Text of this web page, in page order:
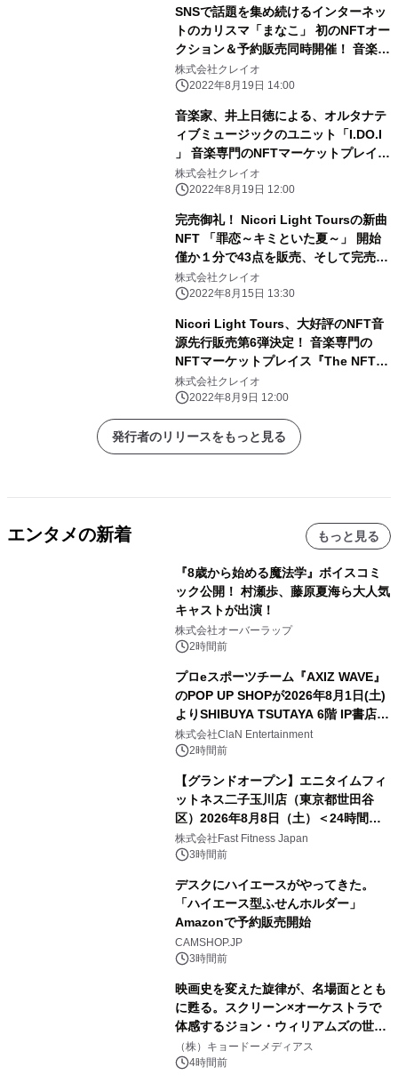
SNSで話題を集め続けるインターネッ
トのカリスマ「まなこ」 初のNFTオー
クション＆予約販売同時開催！ 音楽専
門のNFTマーケットプレイス『The
NFT Records』にて受付開始！
株式会社クレイオ
2022年8月19日 14:00
音楽家、井上日徳による、オルタナテ
ィブミュージックのユニット「I.DO.I
」 音楽専門のNFTマーケットプレイス
『The NFT Records』にて 初のNFT
を数量限定と予約販売の２種で販売開
株式会社クレイオ
2022年8月19日 12:00
完売御礼！ Nicori Light Toursの新曲
NFT 「罪恋～キミといた夏～」 開始
僅か１分で43点を販売、そして完売！
該当商品（１万円相当）が当たるリツ
イートキャンペーンは8月24日まで
株式会社クレイオ
2022年8月15日 13:30
Nicori Light Tours、大好評のNFT音
源先行販売第6弾決定！ 音楽専門の
NFTマーケットプレイス『The NFT
Records』にて 「罪恋～キミといた夏
～」8月15日(月)12:00、50点限定ドロ
ップ！
株式会社クレイオ
2022年8月9日 12:00
発行者のリリースをもっと見る
エンタメの新着 もっと見る
『8歳から始める魔法学』ボイスコミ
ック公開！ 村瀬歩、藤原夏海ら大人気
キャストが出演！
株式会社オーバーラップ
2時間前
プロeスポーツチーム『AXIZ WAVE』
のPOP UP SHOPが2026年8月1日(土)
よりSHIBUYA TSUTAYA 6階 IP書店で
開催決定！！
株式会社ClaN Entertainment
2時間前
【グランドオープン】エニタイムフィ
ットネス二子玉川店（東京都世田谷
区）2026年8月8日（土）＜24時間年
中無休のフィットネスジム＞
株式会社Fast Fitness Japan
3時間前
デスクにハイエースがやってきた。
「ハイエース型ふせんホルダー」
Amazonで予約販売開始
CAMSHOP.JP
3時間前
映画史を変えた旋律が、名場面ととも
に甦る。スクリーン×オーケストラで
体感するジョン・ウィリアムズの世
界。ジョン・ウィリアムズ：シネマ・
スペクタキュラー・コンサート 開催決
（株）キョードーメディアス
4時間前